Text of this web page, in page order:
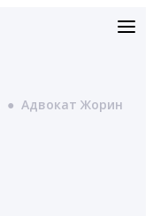
● Адвокат Жорин